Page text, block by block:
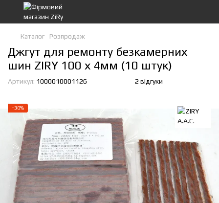
Каталог Розпродаж
Джгут для ремонту безкамерних
шин ZIRY 100 х 4мм (10 штук)
Артикул: 1000010001126 2 відгуки
−30%